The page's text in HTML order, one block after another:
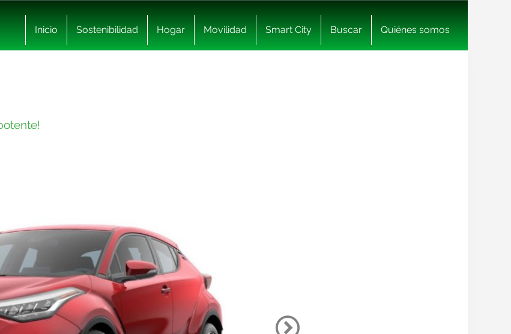
Inicio Sostenibilidad Hogar Movilidad Smart City Buscar Quiénes somos